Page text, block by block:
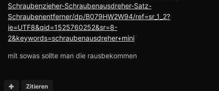
Schraubenzieher-Schraubenausdreher-Satz-
Schraubenentferner/dp/B079HW2W94/ref=sr_1_2?
ie=UTF8&qid=1525760252&sr=8-
2&keywords=schraubenausdreher+mini
mit sowas sollte man die rausbekommen
Zitieren